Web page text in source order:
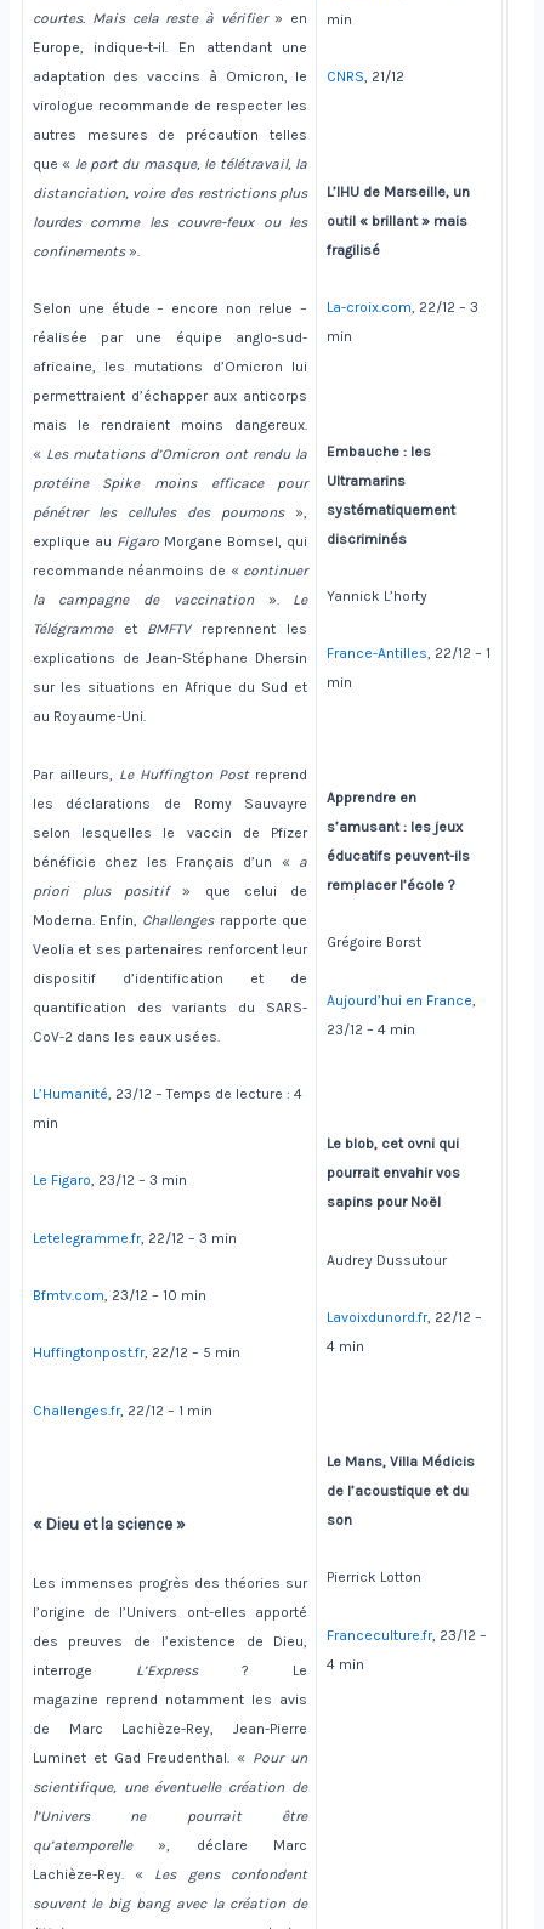
courtes. Mais cela reste à vérifier» en
Europe, indique-t-il. En attendant une
adaptation des vaccins à Omicron, le
virologue recommande de respecter les
autres mesures de précaution telles
que « le port du masque, le télétravail, la
distanciation, voire des restrictions plus
lourdes comme les couvre-feux ou les
confinements».
Selon une étude – encore non relue –
réalisée par une équipe anglo-sud-
africaine, les mutations d’Omicron lui
permettraient d’échapper aux anticorps
mais le rendraient moins dangereux.
« Les mutations d’Omicron ont rendu la
protéine Spike moins efficace pour
pénétrer les cellules des poumons»,
explique au FigaroMorgane Bomsel, qui
recommande néanmoins de « continuer
la campagne de vaccination». Le
Télégrammeet BMFTVreprennent les
explications de Jean-Stéphane Dhersin
sur les situations en Afrique du Sud et
au Royaume-Uni.
Par ailleurs, Le Huffington Postreprend
les déclarations de Romy Sauvayre
selon lesquelles le vaccin de Pfizer
bénéficie chez les Français d’un « a
priori plus positif» que celui de
Moderna. Enfin, Challengesrapporte que
Veolia et ses partenaires renforcent leur
dispositif d’identification et de
quantification des variants du SARS-
CoV-2 dans les eaux usées.
L’Humanité, 23/12 – Temps de lecture : 4
min
Le Figaro, 23/12 – 3 min
Letelegramme.fr, 22/12 – 3 min
Bfmtv.com, 23/12 – 10 min
Huffingtonpost.fr, 22/12 – 5 min
Challenges.fr, 22/12 – 1 min
« Dieu et la science »
Les immenses progrès des théories sur
l’origine de l’Univers ont-elles apporté
des preuves de l’existence de Dieu,
interroge L’Express? Le
magazine reprend notamment les avis
de Marc Lachièze-Rey, Jean-Pierre
Luminet et Gad Freudenthal. « Pour un
scientifique, une éventuelle création de
l’Univers ne pourrait être
qu’atemporelle», déclare Marc
Lachièze-Rey. « Les gens confondent
souvent le big bang avec la création de
min
CNRS, 21/12
L’IHU de Marseille, un
outil « brillant » mais
fragilisé
La-croix.com, 22/12 – 3
min
Embauche : les
Ultramarins
systématiquement
discriminés
Yannick L’horty
France-Antilles, 22/12 – 1
min
Apprendre en
s’amusant : les jeux
éducatifs peuvent-ils
remplacer l’école ?
Grégoire Borst
Aujourd’hui en France
23/12 – 4 min
Le blob, cet ovni qui
pourrait envahir vos
sapins pour Noël
Audrey Dussutour
Lavoixdunord.fr, 22/12 –
4 min
Le Mans, Villa Médicis
de l’acoustique et du
son
Pierrick Lotton
Franceculture.fr, 23/12 –
4 min